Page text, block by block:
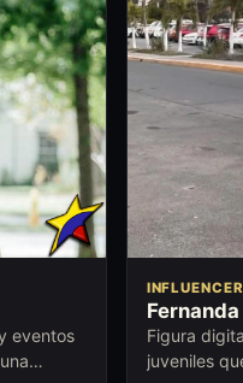
eventos
Figura
juveniles